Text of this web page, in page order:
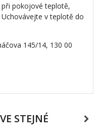
pokojové teplotě,
v teplotě do
145/14, 130 00
STEJNÉ